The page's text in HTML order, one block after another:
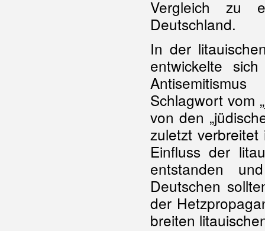
Vergleich zu
Deutschland.
In der
entwickelte
Schlagwort vom
von den
zuletzt
Einfluss der
entstanden
Deutschen
der
breiten